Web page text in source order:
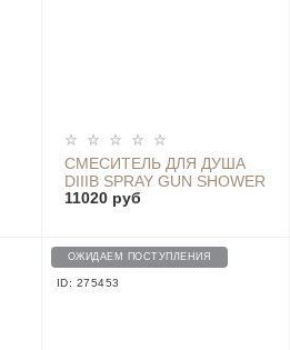
СМЕСИТЕЛЬ ДЛЯ ДУША
DIIIB SPRAY GUN SHOWER
SIMPLE (4 FUNCTIONS)
11020 руб
ОЖИДАЕМ ПОСТУПЛЕНИЯ
ID: 275453